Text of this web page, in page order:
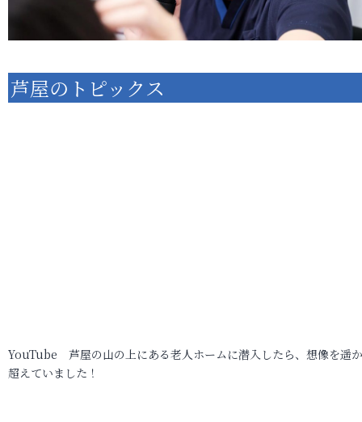
芦屋のトピックス
YouTube 芦屋の山の上にある老人ホームに潜入したら、想像を遥
超えていました！